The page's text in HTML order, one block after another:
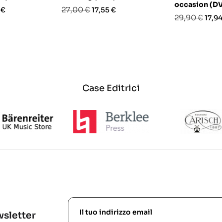
Prezzo
27,00 €Prezzo
17,55 €
occasion
Prezzo
29,90 €
Case Editrici